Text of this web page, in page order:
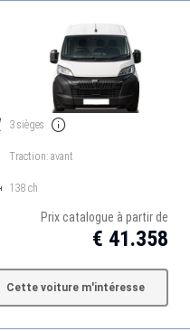
3 sièges
Traction: avant
138 ch
Prix catalogue à partir de
€ 41.358
Cette voiture m'intéresse